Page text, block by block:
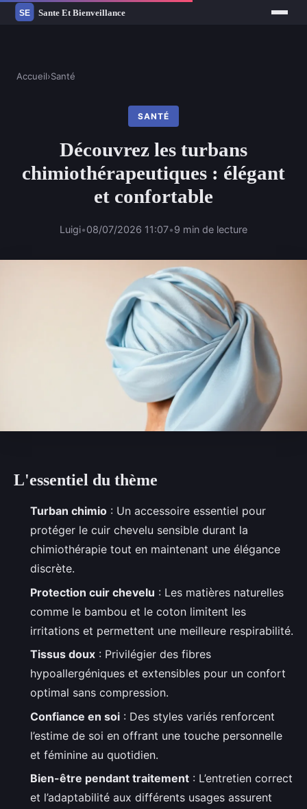
Accueil›Santé
SANTÉ
Découvrez les turbans
chimiothérapeutiques : élégant
et confortable
Luigi•08/07/2026 11:07•9 min de lecture
L'essentiel du thème
Turban chimio : Un accessoire essentiel pour
protéger le cuir chevelu sensible durant la
chimiothérapie tout en maintenant une élégance
discrète.
Protection cuir chevelu : Les matières naturelles
comme le bambou et le coton limitent les
irritations et permettent une meilleure respirabilité.
Tissus doux : Privilégier des fibres
hypoallergéniques et extensibles pour un confort
optimal sans compression.
Confiance en soi : Des styles variés renforcent
l’estime de soi en offrant une touche personnelle
et féminine au quotidien.
Bien-être pendant traitement : L’entretien correct
et l’adaptabilité aux différents usages assurent